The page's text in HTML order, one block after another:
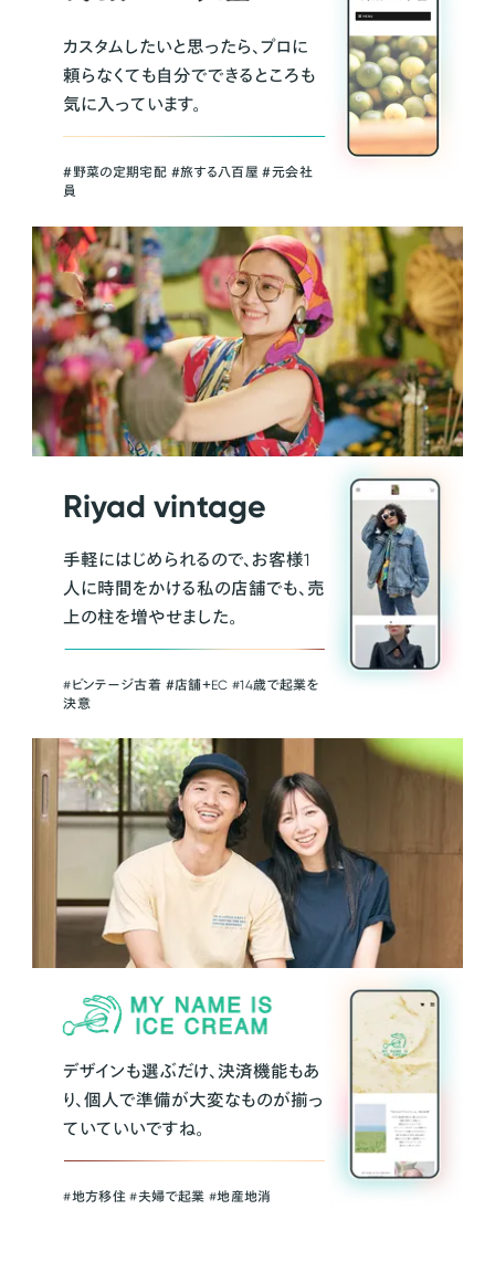
カスタムしたいと思ったら、プロに
頼らなくても自分でできるところも
気に入っています。
＃野菜の定期宅配 ＃旅する八百屋 ＃元会社
員
Riyad vintage
手軽にはじめられるので、お客様1
人に時間をかける私の店舗でも、売
上の柱を増やせました。
#ビンテージ古着 ＃店舗＋EC #14歳で起業を
決意
デザインも選ぶだけ、決済機能もあ
り、個人で準備が大変なものが揃っ
ていていいですね。
#地方移住 #夫婦で起業 #地産地消